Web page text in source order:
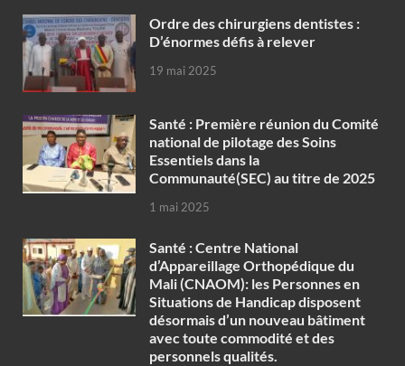
Ordre des chirurgiens dentistes :
D’énormes défis à relever
19 mai 2025
Santé : Première réunion du Comité
national de pilotage des Soins
Essentiels dans la
Communauté(SEC) au titre de 2025
1 mai 2025
Santé : Centre National
d’Appareillage Orthopédique du
Mali (CNAOM): les Personnes en
Situations de Handicap disposent
désormais d’un nouveau bâtiment
avec toute commodité et des
personnels qualités.